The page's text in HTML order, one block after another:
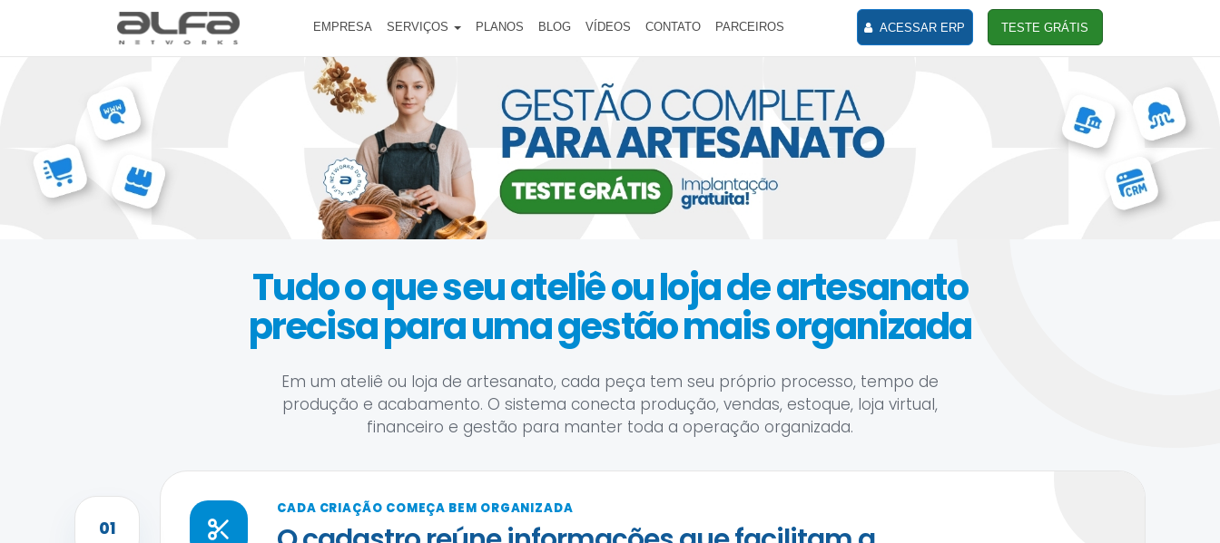
EMPRESA SERVIÇOS PLANOS BLOG VÍDEOS CONTATO PARCEIROS ACESSAR ERP TESTE GRÁTIS
Tudo o que seu ateliê ou loja de artesanato
precisa para uma gestão mais organizada
Em um ateliê ou loja de artesanato, cada peça tem seu próprio processo, tempo de
produção e acabamento. O sistema conecta produção, vendas, estoque, loja virtual,
financeiro e gestão para manter toda a operação organizada.
01
CADA CRIAÇÃO COMEÇA BEM ORGANIZADA